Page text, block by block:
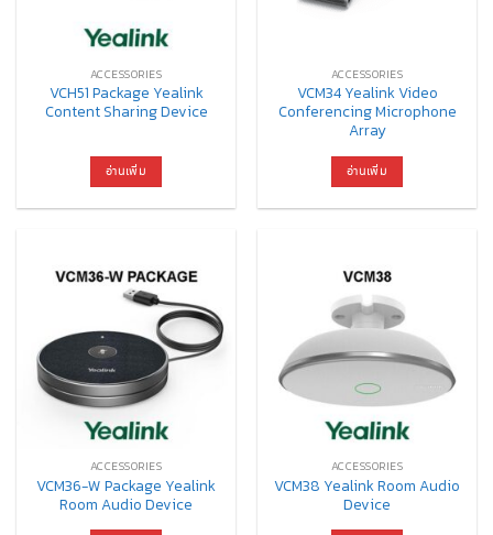
ACCESSORIES
VCH51 Package Yealink
Content Sharing Device
อ่านเพิ่ม
ACCESSORIES
VCM34 Yealink Video
Conferencing Microphone
Array
อ่านเพิ่ม
ACCESSORIES
VCM36-W Package Yealink
Room Audio Device
ACCESSORIES
VCM38 Yealink Room Audio
Device